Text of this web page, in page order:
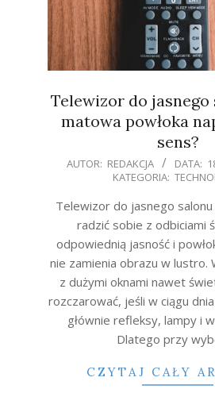
Telewizor do jasnego
matowa powłoka
sens?
2026-
18
AUTOR: REDAKCJA DATA:
KATEGORIA:
Telewizor do jasnego
radzić sobie z odbiciami
odpowiednią jasność i
nie zamienia obrazu w lustro.
z dużymi oknami nawet
rozczarować, jeśli w ciągu
głównie refleksy, lampy i
Dlatego przy
CZYTAJ CAŁY